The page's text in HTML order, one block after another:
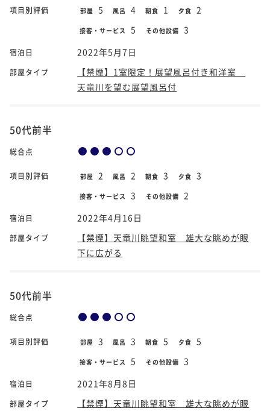
項目別評価 部屋 5 風呂 4 朝食 1 夕食 2
接客・サービス 5 その他設備 3
宿泊日 2022年5月7日
部屋タイプ
【禁煙】1室限定！展望風呂付き和洋室
天竜川を望む展望風呂付
50代前半
総合点
項目別評価 部屋 2 風呂 2 朝食 3 夕食 3
接客・サービス 3 その他設備 2
宿泊日 2022年4月16日
部屋タイプ
【禁煙】天竜川眺望和室 雄大な眺めが眼
下に広がる
50代前半
総合点
項目別評価 部屋 3 風呂 3 朝食 5 夕食 5
接客・サービス 5 その他設備 3
宿泊日 2021年8月8日
部屋タイプ
【禁煙】天竜川眺望和室 雄大な眺めが眼